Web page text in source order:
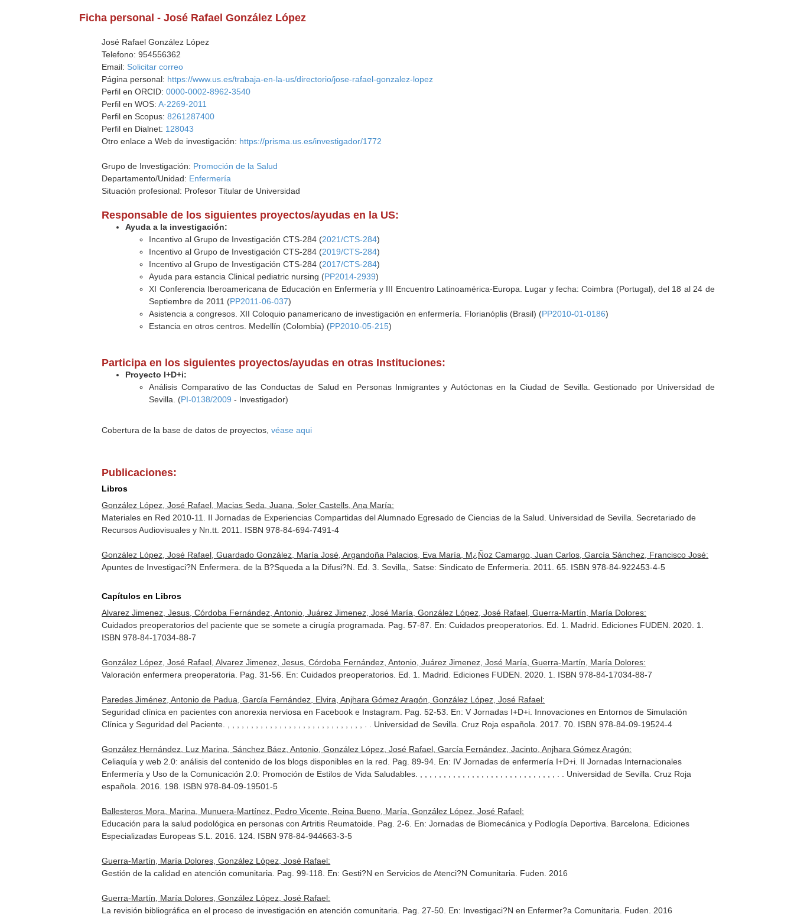
Ficha personal - José Rafael González López
José Rafael González López
Telefono: 954556362
Email: Solicitar correo
Página personal: https://www.us.es/trabaja-en-la-us/directorio/jose-rafael-gonzalez-lopez
Perfil en ORCID:0000-0002-8962-3540
Perfil en WOS:A-2269-2011
Perfil en Scopus:8261287400
Perfil en Dialnet: 128043
Otro enlace a Web de investigación: https://prisma.us.es/investigador/1772
Grupo de Investigación: Promoción de la Salud
Departamento/Unidad: Enfermería
Situación profesional: Profesor Titular de Universidad
Responsable de los siguientes proyectos/ayudas en la US:
Ayuda a la investigación:
Incentivo al Grupo de Investigación CTS-284 (2021/CTS-284)
Incentivo al Grupo de Investigación CTS-284 (2019/CTS-284)
Incentivo al Grupo de Investigación CTS-284 (2017/CTS-284)
Ayuda para estancia Clinical pediatric nursing (PP2014-2939)
XI Conferencia Iberoamericana de Educación en Enfermería y III Encuentro Latinoamérica-Europa. Lugar y fecha: Coimbra (Portugal), del 18 al 24 de
Septiembre de 2011 (PP2011-06-037)
Asistencia a congresos. XII Coloquio panamericano de investigación en enfermería. Florianóplis (Brasil) (PP2010-01-0186)
Estancia en otros centros. Medellín (Colombia) (PP2010-05-215)
Participa en los siguientes proyectos/ayudas en otras Instituciones:
Proyecto I+D+i:
Análisis Comparativo de las Conductas de Salud en Personas Inmigrantes y Autóctonas en la Ciudad de Sevilla. Gestionado por Universidad de
Sevilla. (PI-0138/2009 - Investigador)
Cobertura de la base de datos de proyectos,véase aqui
Publicaciones:
Libros
González López, José Rafael, Macias Seda, Juana, Soler Castells, Ana María:
Materiales en Red 2010-11. II Jornadas de Experiencias Compartidas del Alumnado Egresado de Ciencias de la Salud. Universidad de Sevilla. Secretariado de
Recursos Audiovisuales y Nn.tt. 2011. ISBN 978-84-694-7491-4
González López, José Rafael, Guardado González, María José, Argandoña Palacios, Eva María, M¿Ñoz Camargo, Juan Carlos, García Sánchez, Francisco José:
Apuntes de Investigaci?N Enfermera. de la B?Squeda a la Difusi?N. Ed. 3. Sevilla,. Satse: Sindicato de Enfermeria. 2011. 65. ISBN 978-84-922453-4-5
Capítulos en Libros
Alvarez Jimenez, Jesus, Córdoba Fernández, Antonio, Juárez Jimenez, José María, González López, José Rafael, Guerra-Martín, María Dolores:
Cuidados preoperatorios del paciente que se somete a cirugía programada. Pag. 57-87. En: Cuidados preoperatorios . Ed. 1. Madrid. Ediciones FUDEN. 2020. 1.
ISBN 978-84-17034-88-7
González López, José Rafael, Alvarez Jimenez, Jesus, Córdoba Fernández, Antonio, Juárez Jimenez, José María, Guerra-Martín, María Dolores:
Valoración enfermera preoperatoria. Pag. 31-56. En: Cuidados preoperatorios . Ed. 1. Madrid. Ediciones FUDEN. 2020. 1. ISBN 978-84-17034-88-7
Paredes Jiménez, Antonio de Padua, García Fernández, Elvira, Anjhara Gómez Aragón, González López, José Rafael:
Seguridad clínica en pacientes con anorexia nerviosa en Facebook e Instagram. Pag. 52-53. En: V Jornadas I+D+i. Innovaciones en Entornos de Simulación
Clínica y Seguridad del Paciente . , , , , , , , , , , , , , , , , , , , , , , , , , , , , , . . Universidad de Sevilla. Cruz Roja española. 2017. 70. ISBN 978-84-09-19524-4
González Hernández, Luz Marina, Sánchez Báez, Antonio, González López, José Rafael, García Fernández, Jacinto, Anjhara Gómez Aragón:
Celiaquía y web 2.0: análisis del contenido de los blogs disponibles en la red. Pag. 89-94. En: IV Jornadas de enfermería I+D+i. II Jornadas Internacionales
Enfermería y Uso de la Comunicación 2.0: Promoción de Estilos de Vida Saludables . , , , , , , , , , , , , , , , , , , , , , , , , , , , , , . . Universidad de Sevilla. Cruz Roja
española. 2016. 198. ISBN 978-84-09-19501-5
Ballesteros Mora, Marina, Munuera-Martínez, Pedro Vicente, Reina Bueno, María, González López, José Rafael:
Educación para la salud podológica en personas con Artritis Reumatoide. Pag. 2-6. En: Jornadas de Biomecánica y Podlogía Deportiva . Barcelona. Ediciones
Especializadas Europeas S.L. 2016. 124. ISBN 978-84-944663-3-5
Guerra-Martín, María Dolores, González López, José Rafael:
Gestión de la calidad en atención comunitaria. Pag. 99-118. En: Gesti?N en Servicios de Atenci?N Comunitaria . Fuden. 2016
Guerra-Martín, María Dolores, González López, José Rafael:
La revisión bibliográfica en el proceso de investigación en atención comunitaria. Pag. 27-50. En: Investigaci?N en Enfermer?a Comunitaria . Fuden. 2016